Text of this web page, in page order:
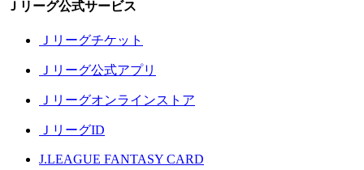
Ｊリーグ公式サービス
Ｊリーグチケット
Ｊリーグ公式アプリ
Ｊリーグオンラインストア
ＪリーグID
J.LEAGUE FANTASY CARD